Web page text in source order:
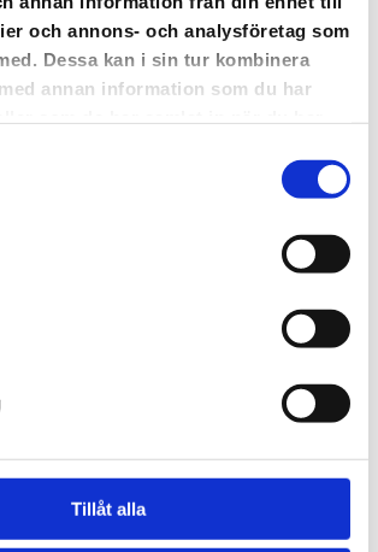
och annons- och analysföretag som
Dessa kan i sin tur kombinera
annan information som du har
Tillåt alla